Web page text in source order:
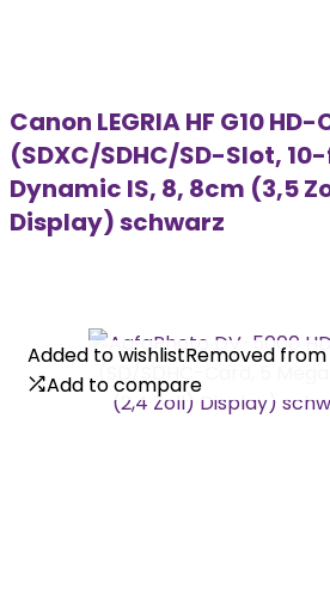
Canon LEGRIA HF G10
(SDXC/SDHC/SD-Slot,
Dynamic IS, 8, 8cm (3,5
Display) schwarz
Added to wishlistRemoved from
Add to compare
Added to wishlistRemoved from
Add to compare